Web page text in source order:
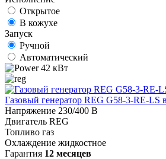
Открытое
В кожухе
Запуск
Ручной
Автоматический
42 кВт
Газовый генератор REG G58-3-RE-LS
Напряжение 230/400 В
Двигатель REG
Топливо газ
Охлаждение жидкостное
Гарантия 12 месяцев